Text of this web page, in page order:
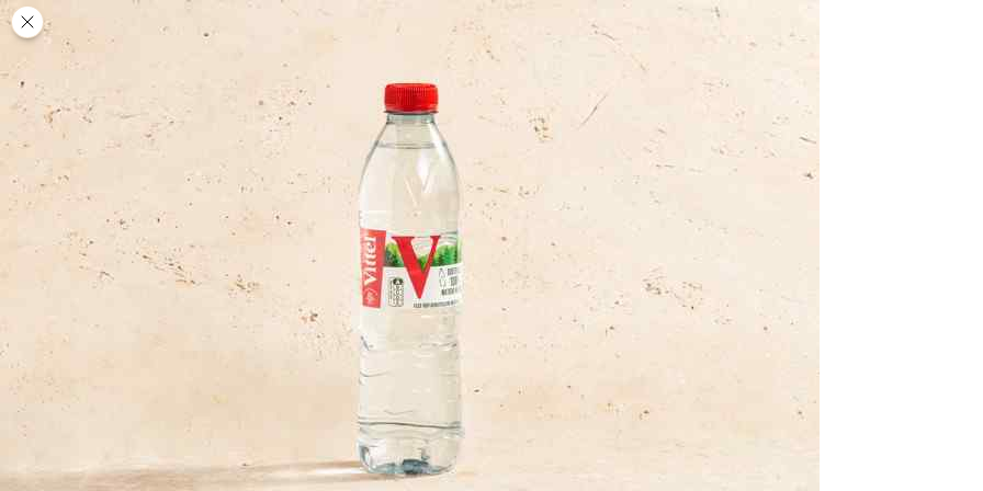
PAUSE
DÉJEUNER
TRAITEUR
CANTINE
JEU
COMPTE
class’croute
Des recettes préparées chaque matin, juste à côté, depuis